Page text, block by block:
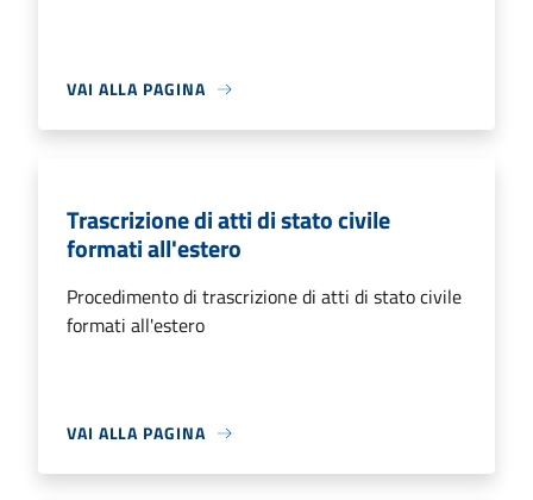
VAI ALLA PAGINA
Trascrizione di atti di stato civile
formati all'estero
Procedimento di trascrizione di atti di stato civile
formati all'estero
VAI ALLA PAGINA